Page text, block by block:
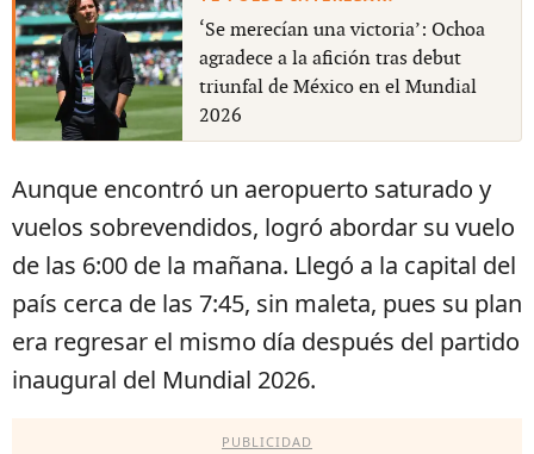
‘Se merecían una victoria’: Ochoa
agradece a la afición tras debut
triunfal de México en el Mundial
2026
Aunque encontró un aeropuerto saturado y
vuelos sobrevendidos, logró abordar su vuelo
de las 6:00 de la mañana. Llegó a la capital del
país cerca de las 7:45, sin maleta, pues su plan
era regresar el mismo día después del partido
inaugural del Mundial 2026.
PUBLICIDAD